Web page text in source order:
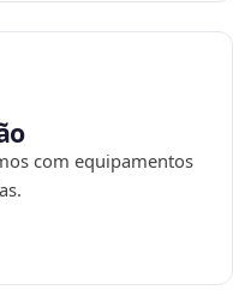
com equipamentos